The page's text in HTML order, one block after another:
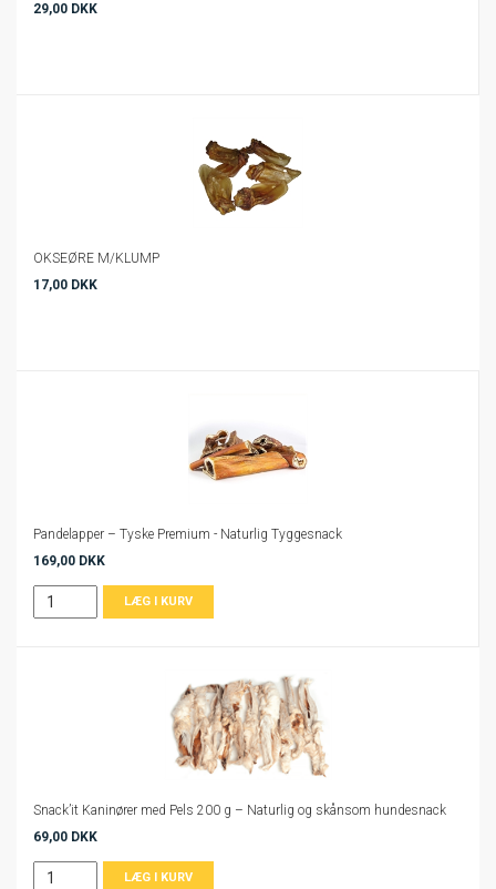
29,00 DKK
OKSEØRE M/KLUMP
17,00 DKK
Pandelapper – Tyske Premium - Naturlig Tyggesnack
169,00 DKK
Snack’it Kaninører med Pels 200 g – Naturlig og skånsom hundesnack
69,00 DKK